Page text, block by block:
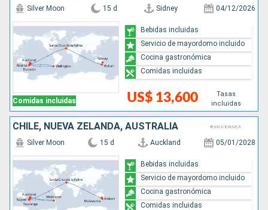
Comidas incluidas
Silver Moon 15 d Sidney 04/12/2026
US$ 13,600
Tasas
incluidas
Bebidas incluidas
Servicio de mayordomo incluido
Cocina gastronómica
Comidas incluidas
CHILE, NUEVA ZELANDA, AUSTRALIA
Silver Moon 15 d Auckland 05/01/2028
Bebidas incluidas
Servicio de mayordomo incluido
Cocina gastronómica
Comidas incluidas